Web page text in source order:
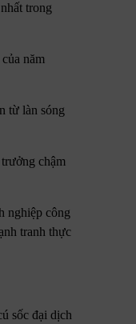
trong
năm
từ làn sóng
chậm
nghiệp công
tranh thực
sốc đại dịch